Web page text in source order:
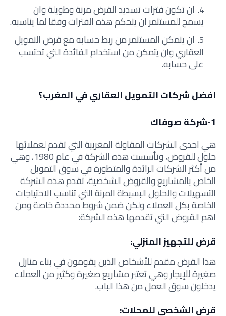
ان تكون فترات تسديد القرض مرنة وطويلة وان
يسمح للمستثمر ان يتحكم هذه الفترات وفقا لما يناسبه.
ان يتمكن المستثمر من ربط حسابه مع قرض التمويل
العقاري وان يتمكن من استخدام الفائدة التي تحتسب
على حسابه.
افضل شركات التمويل العقاري في المغرب؟
1-شركة صوفاك
هي احدى الشركات المقاولة المغربية التي تقدم لعملائها
حلول للقروض، وتأسست هذه الشركة في عام 1980، وهي
من أكثر الشركات الرائدة والمتطورة في سوق التمويل
الخاص بالمشاريع والقروض الشخصية، تقدم هذه الشركة
التسهيلات والحلول البسيطة المرنة التي تناسب الاحتياجات
الخاصة بكل العملاء ولكن ضمن شروط محددة خاصة ومن
اهم القروض التي تقدمها هذه الشركة:
قرض للتجهيز المنزلي:
هذا القرض مقدم للأشخاص الذين يقومون في بناء منازل
صغيرة للإيجار وهي تعتبر مشاريع صغيرة وكثير من العملاء
يدخلون سوق العمل من هذا الباب.
قرض الشخصي للمحلات: